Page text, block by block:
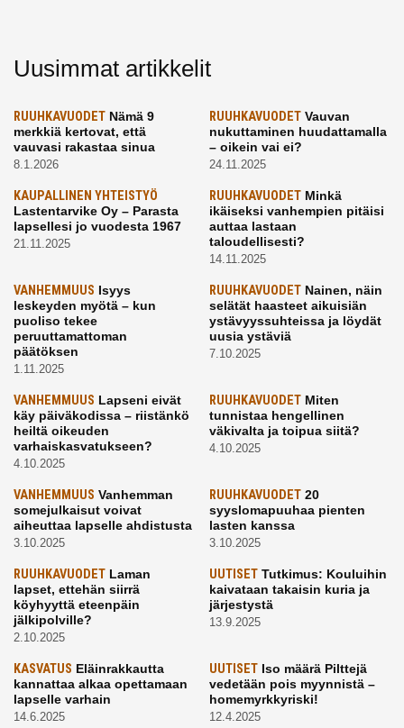
Uusimmat artikkelit
RUUHKAVUODET Nämä 9
merkkiä kertovat, että
vauvasi rakastaa sinua
8.1.2026
RUUHKAVUODETVauvan
nukuttaminen huudattamalla
– oikein vai ei?
24.11.2025
KAUPALLINEN YHTEISTYÖ
Lastentarvike Oy – Parasta
lapsellesi jo vuodesta 1967
21.11.2025
RUUHKAVUODETMinkä
ikäiseksi vanhempien pitäisi
auttaa lastaan
taloudellisesti?
14.11.2025
VANHEMMUUS Isyys
leskeyden myötä – kun
puoliso tekee
peruuttamattoman
päätöksen
1.11.2025
RUUHKAVUODETNainen, näin
selätät haasteet aikuisiän
ystävyyssuhteissa ja löydät
uusia ystäviä
7.10.2025
VANHEMMUUS Lapseni eivät
käy päiväkodissa – riistänkö
heiltä oikeuden
varhaiskasvatukseen?
4.10.2025
RUUHKAVUODETMiten
tunnistaa hengellinen
väkivalta ja toipua siitä?
4.10.2025
VANHEMMUUS Vanhemman
somejulkaisut voivat
aiheuttaa lapselle ahdistusta
3.10.2025
RUUHKAVUODET20
syyslomapuuhaa pienten
lasten kanssa
3.10.2025
RUUHKAVUODET Laman
lapset, ettehän siirrä
köyhyyttä eteenpäin
jälkipolville?
2.10.2025
UUTISETTutkimus: Kouluihin
kaivataan takaisin kuria ja
järjestystä
13.9.2025
KASVATUS Eläinrakkautta
kannattaa alkaa opettamaan
lapselle varhain
14.6.2025
UUTISETIso määrä Pilttejä
vedetään pois myynnistä –
homemyrkkyriski!
12.4.2025